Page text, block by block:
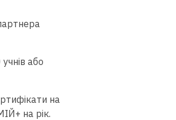
або
на
на рік.